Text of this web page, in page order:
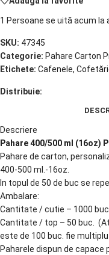
1 Persoane se uită acum
SKU: 47345
Categorie: Pahare Carton
Etichete: Cafenele,
Distribuie:
Descriere
Pahare 400/500 ml (16oz)
Pahare de carton,
400-500 ml.-16oz.
In topul de 50 de buc se
Ambalare:
Cantitate / cutie – 1000
Cantitate / top – 50 buc.
este de 100 buc. fie
Paharele dispun de